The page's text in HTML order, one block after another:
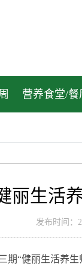
营养食堂/餐
丽生活
发布时间：
期“健丽生活养